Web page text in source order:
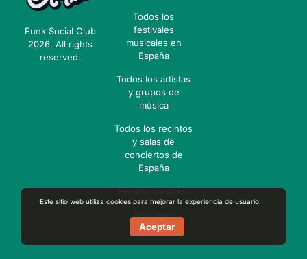
Este sitio web utiliza cookies para mejorar la experiencia de usuario.
Aceptar
Funk Social Club
2026. All rights
reserved.
Todos los
festivales
musicales en
España
Todos los artistas
y grupos de
música
Todos los recintos
y salas de
conciertos de
España
Eventos pasados
Festivales
pasados